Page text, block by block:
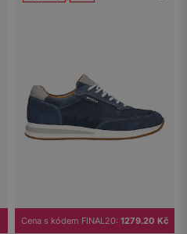
Cena s kódem FINAL20: 1279.20 Kč